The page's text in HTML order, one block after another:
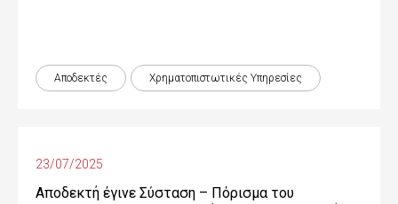
Αποδεκτές Χρηματοπιστωτικές Yπηρεσίες
23/07/2025
Αποδεκτή έγινε Σύσταση – Πόρισμα του